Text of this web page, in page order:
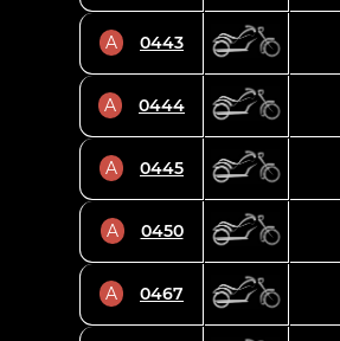
A 0443
A 0444
A 0445
A 0450
A 0467